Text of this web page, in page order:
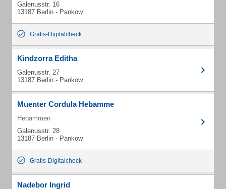
Galenusstr. 16
13187 Berlin - Pankow
Gratis-Digitalcheck
Kindzorra Editha
Galenusstr. 27
13187 Berlin - Pankow
Muenter Cordula Hebamme
Hebammen
Galenusstr. 28
13187 Berlin - Pankow
Gratis-Digitalcheck
Nadebor Ingrid